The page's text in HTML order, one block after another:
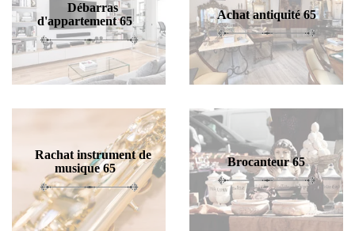
Débarras
d'appartement 65
Achat antiquité 65
Rachat instrument de
musique 65
Brocanteur 65